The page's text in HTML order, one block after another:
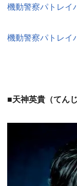
機動警察パトレ
機動警察パトレ
■天神英貴（てん